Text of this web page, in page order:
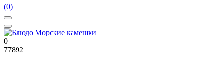
(0)
0
77892